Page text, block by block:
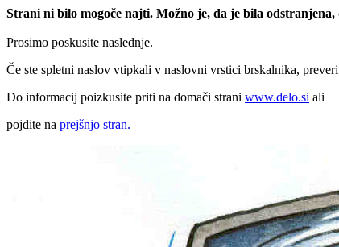
Strani ni bilo mogoče najti. Možno je, da je bila
Prosimo poskusite naslednje.
Če ste spletni naslov vtipkali v naslovni vrstici brskalnika,
Do informacij poizkusite priti na domači strani www.delo.si ali
pojdite na prejšnjo stran.